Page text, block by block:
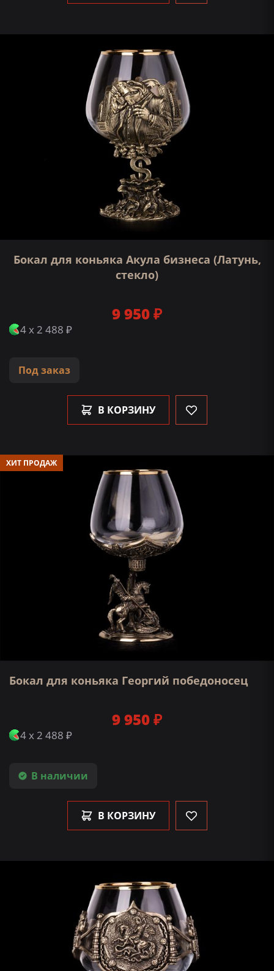
Бокал для коньяка Акула бизнеса (Латунь,
стекло)
Под заказ
9 950 ₽
4 x 2 488 ₽
В КОРЗИНУ
ХИТ ПРОДАЖ
Бокал для коньяка Георгий победоносец
В наличии
9 950 ₽
4 x 2 488 ₽
В КОРЗИНУ